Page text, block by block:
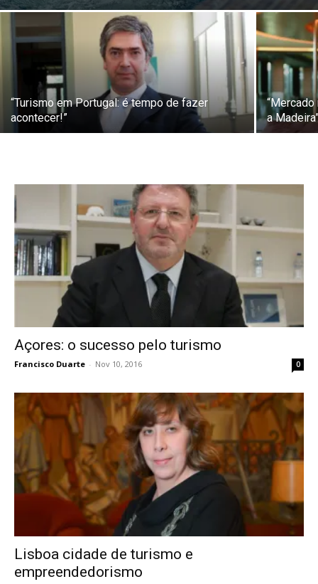
“Turismo em Portugal: é tempo de fazer
acontecer!”
a
Açores: o sucesso pelo turismo
Francisco Duarte - Nov 10, 2016 0
Lisboa cidade de turismo e
empreendedorismo